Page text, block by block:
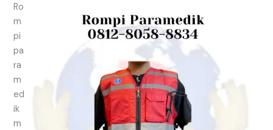
Ro
m
pi
pa
ra
m
ed
ik
m